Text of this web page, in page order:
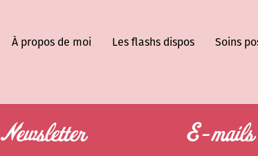
À propos de moi Les flashs dispos Soins
Newsletter E-mails